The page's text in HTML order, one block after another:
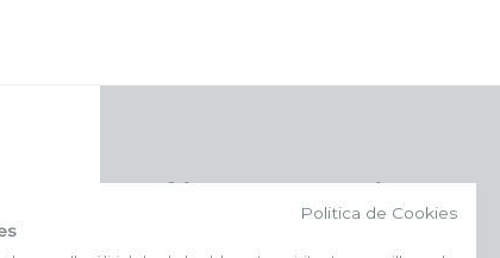
Politica de Cookies